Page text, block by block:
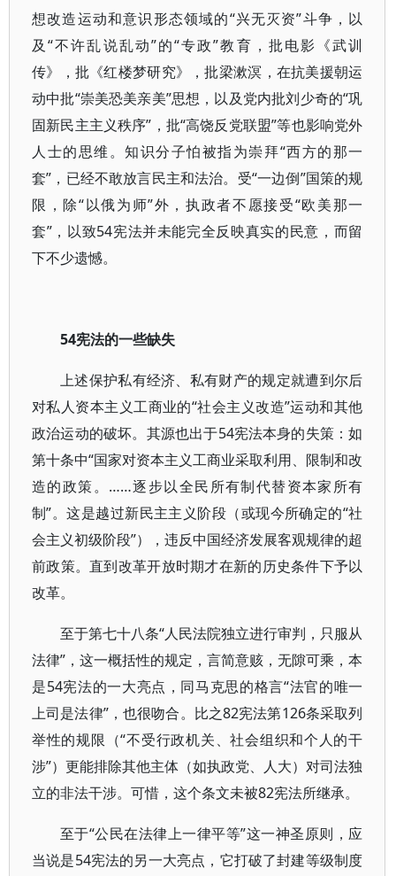
想改造运动和意识形态领域的“兴无灭资”斗争，以
及“不许乱说乱动”的“专政”教育，批电影《武训
传》，批《红楼梦研究》，批梁漱溟，在抗美援朝运
动中批“崇美恐美亲美”思想，以及党内批刘少奇的“巩
固新民主主义秩序”，批“高饶反党联盟”等也影响党外
人士的思维。知识分子怕被指为崇拜“西方的那一
套”，已经不敢放言民主和法治。受“一边倒”国策的规
限，除“以俄为师”外，执政者不愿接受“欧美那一
套”，以致54宪法并未能完全反映真实的民意，而留
下不少遗憾。
54宪法的一些缺失
上述保护私有经济、私有财产的规定就遭到尔后
对私人资本主义工商业的“社会主义改造”运动和其他
政治运动的破坏。其源也出于54宪法本身的失策：如
第十条中“国家对资本主义工商业采取利用、限制和改
造的政策。……逐步以全民所有制代替资本家所有
制”。这是越过新民主主义阶段（或现今所确定的“社
会主义初级阶段”），违反中国经济发展客观规律的超
前政策。直到改革开放时期才在新的历史条件下予以
改革。
至于第七十八条“人民法院独立进行审判，只服从
法律”，这一概括性的规定，言简意赅，无隙可乘，本
是54宪法的一大亮点，同马克思的格言“法官的唯一
上司是法律”，也很吻合。比之82宪法第126条采取列
举性的规限（“不受行政机关、社会组织和个人的干
涉”）更能排除其他主体（如执政党、人大）对司法独
立的非法干涉。可惜，这个条文未被82宪法所继承。
至于“公民在法律上一律平等”这一神圣原则，应
当说是54宪法的另一大亮点，它打破了封建等级制度